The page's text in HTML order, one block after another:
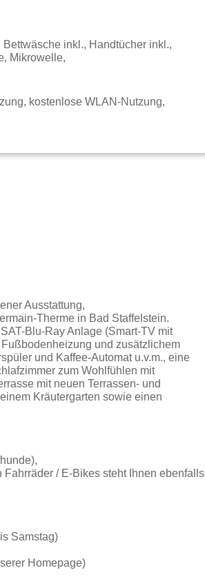
inkl., Handtücher inkl.,
Mikrowelle,
kostenlose WLAN-Nutzung,
Ausstattung,
Therme in Bad Staffelstein.
Blu-Ray Anlage (Smart-TV mit
und zusätzlichem
und Kaffee-Automat u.v.m., eine
zum Wohlfühlen mit
mit neuen Terrassen- und
Kräutergarten sowie einen
/ E-Bikes steht Ihnen ebenfalls
Samstag)
Homepage)